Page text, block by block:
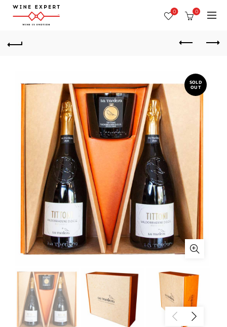
0 0
SOLD
OUT